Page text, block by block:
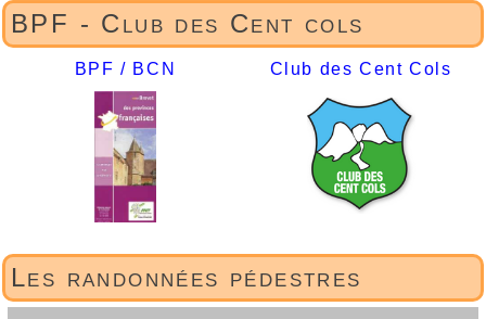
BPF - Club des Cent cols
BPF / BCN Club des Cent Cols
Les randonnées pédestres